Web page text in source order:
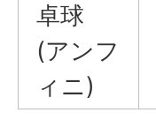
卓球
(アンフ
ィニ)